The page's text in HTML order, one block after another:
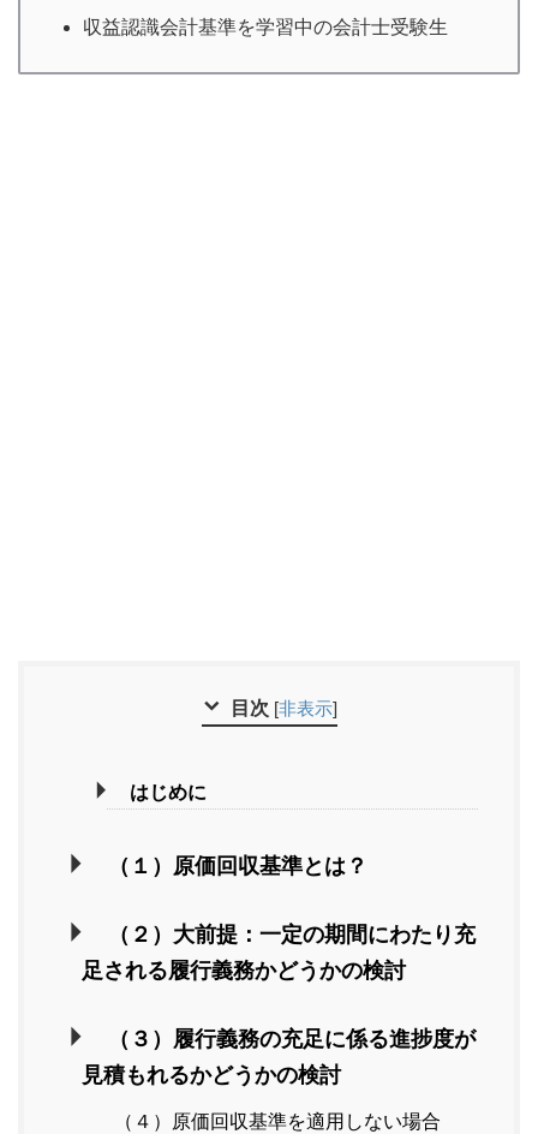
収益認識会計基準を学習中の会計士受験生
目次 [非表示]
はじめに
（１）原価回収基準とは？
（２）大前提：一定の期間にわたり充
足される履行義務かどうかの検討
（３）履行義務の充足に係る進捗度が
見積もれるかどうかの検討
（４）原価回収基準を適用しない場合